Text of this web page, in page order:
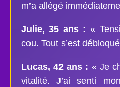
m’a allégé
Julie, 35 ans : «
cou. Tout s’est
Lucas, 42 ans : « Je
vitalité. J’ai senti